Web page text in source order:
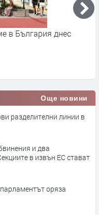
в България днес
Още новини
разделителни линии в
и два
в извън ЕС стават
оряза